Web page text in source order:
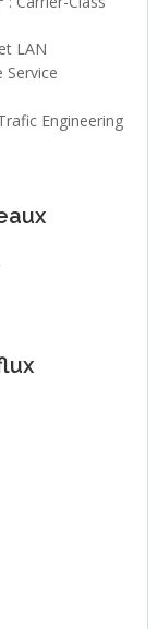
Besoins et solutions sur les accès WAN et LAN
Service
Engineering